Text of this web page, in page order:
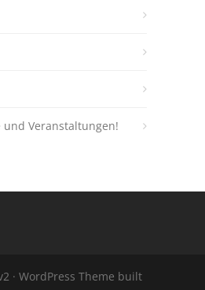
Veranstaltungen!
· WordPress Theme built